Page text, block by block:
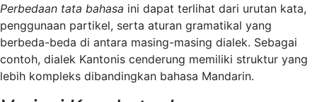
Perbedaan tata bahasa ini dapat terlihat dari urutan kata,
penggunaan partikel, serta aturan gramatikal yang
berbeda-beda di antara masing-masing dialek. Sebagai
contoh, dialek Kantonis cenderung memiliki struktur yang
lebih kompleks dibandingkan bahasa Mandarin.